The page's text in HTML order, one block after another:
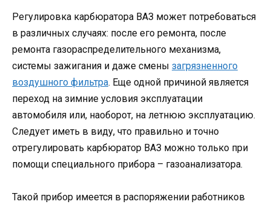
Регулировка карбюратора ВАЗ может потребоваться
в различных случаях: после его ремонта, после
ремонта газораспределительного механизма,
системы зажигания и даже смены загрязненного
воздушного фильтра. Еще одной причиной является
переход на зимние условия эксплуатации
автомобиля или, наоборот, на летнюю эксплуатацию.
Следует иметь в виду, что правильно и точно
отрегулировать карбюратор ВАЗ можно только при
помощи специального прибора – газоанализатора.
Такой прибор имеется в распоряжении работников